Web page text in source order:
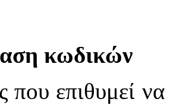
κωδικών
επιθυμεί να